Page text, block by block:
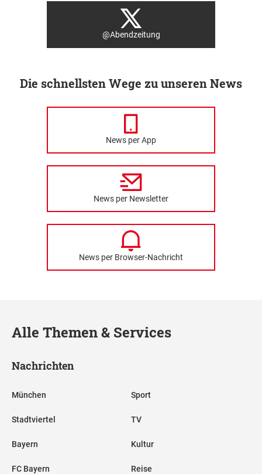
@Abendzeitung
Die schnellsten Wege zu unseren News
News per App
News per Newsletter
News per Browser-Nachricht
Alle Themen & Services
Nachrichten
München
Stadtviertel
Bayern
FC Bayern
Sport
TV
Kultur
Reise